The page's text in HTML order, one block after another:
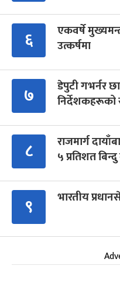
६
एकवर्षे
उत्कर्षमा
७
डेपुटी गभर्नर
निर्देशकहरूको
८
राजमार्ग
५ प्रतिशत
९ भारतीय